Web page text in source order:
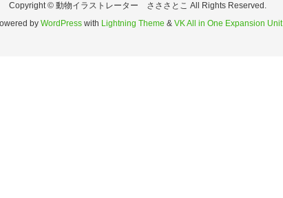
Copyright © 動物イラストレーター さささとこ All Rights Reserved.
by WordPresswith Lightning Theme & VK All in One Expansion Unit